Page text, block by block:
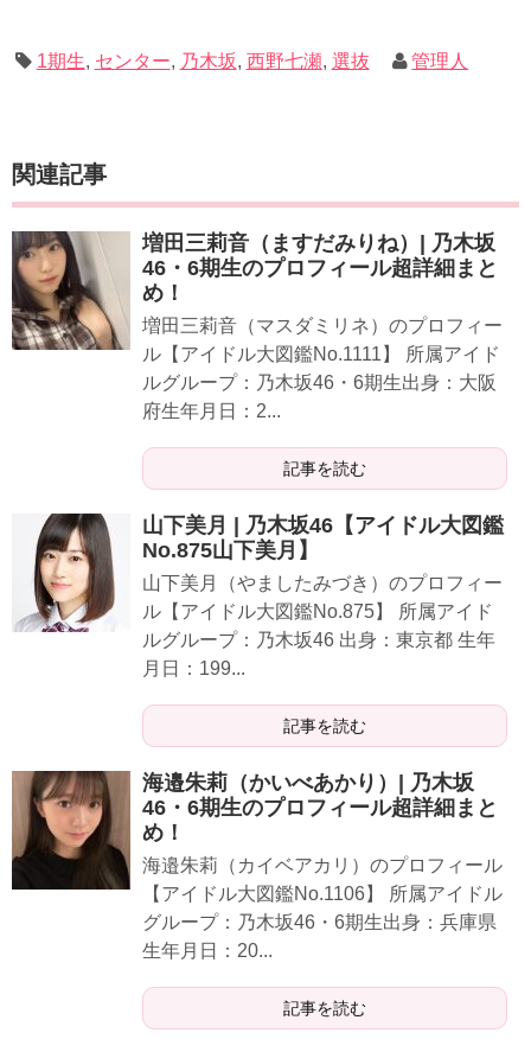
1期生, センター, 乃木坂, 西野七瀬, 選抜 管理人
関連記事
増田三莉音（ますだみりね）| 乃木坂
46・6期生のプロフィール超詳細まと
め！
増田三莉音（マスダミリネ）のプロフィー
ル【アイドル大図鑑No.1111】 所属アイド
ルグループ：乃木坂46・6期生出身：大阪
府生年月日：2...
記事を読む
山下美月 | 乃木坂46【アイドル大図鑑
No.875山下美月】
山下美月（やましたみづき）のプロフィー
ル【アイドル大図鑑No.875】 所属アイド
ルグループ：乃木坂46 出身：東京都 生年
月日：199...
記事を読む
海邉朱莉（かいべあかり）| 乃木坂
46・6期生のプロフィール超詳細まと
め！
海邉朱莉（カイベアカリ）のプロフィール
【アイドル大図鑑No.1106】 所属アイドル
グループ：乃木坂46・6期生出身：兵庫県
生年月日：20...
記事を読む